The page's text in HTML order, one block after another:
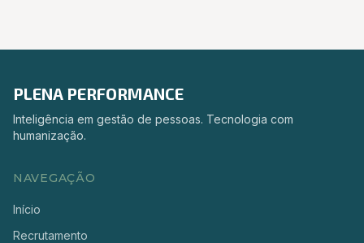
PLENA PERFORMANCE
Inteligência em gestão de pessoas. Tecnologia com
humanização.
NAVEGAÇÃO
Início
Recrutamento